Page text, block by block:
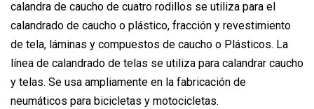
calandra de caucho de cuatro rodillos se utiliza para el
calandrado de caucho o plástico, fracción y revestimiento
de tela, láminas y compuestos de caucho o Plásticos. La
línea de calandrado de telas se utiliza para calandrar caucho
y telas. Se usa ampliamente en la fabricación de
neumáticos para bicicletas y motocicletas.